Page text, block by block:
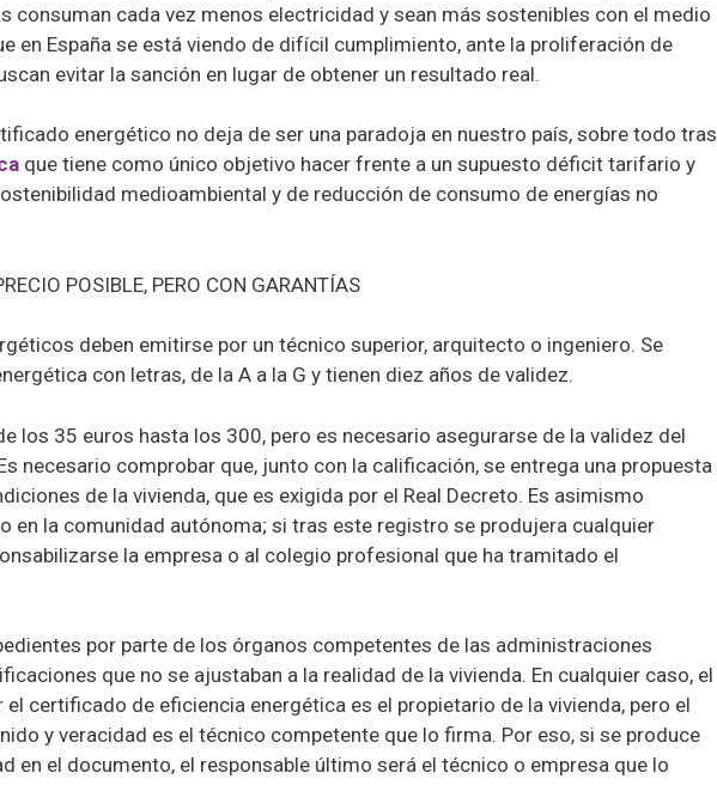
consuman cada vez menos electricidad y sean más sostenibles con el medio
en España se está viendo de difícil cumplimiento, ante la proliferación de
evitar la sanción en lugar de obtener un resultado real.
energético no deja de ser una paradoja en nuestro país, sobre todo tras
que tiene como único objetivo hacer frente a un supuesto déficit tarifario y
medioambiental y de reducción de consumo de energías no
POSIBLE, PERO CON GARANTÍAS
deben emitirse por un técnico superior, arquitecto o ingeniero. Se
con letras, de la A a la G y tienen diez años de validez.
los 35 euros hasta los 300, pero es necesario asegurarse de la validez del
necesario comprobar que, junto con la calificación, se entrega una propuesta
de la vivienda, que es exigida por el Real Decreto. Es asimismo
en la comunidad autónoma; si tras este registro se produjera cualquier
la empresa o al colegio profesional que ha tramitado el
por parte de los órganos competentes de las administraciones
que no se ajustaban a la realidad de la vivienda. En cualquier caso, el
el certificado de eficiencia energética es el propietario de la vivienda, pero el
y veracidad es el técnico competente que lo firma. Por eso, si se produce
en el documento, el responsable último será el técnico o empresa que lo